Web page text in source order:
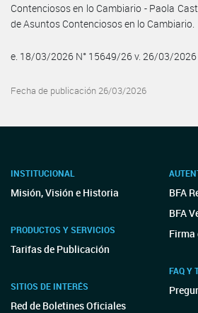
Contenciosos en lo Cambiario - Paola
de Asuntos Contenciosos en lo Cambiario.
e. 18/03/2026 N° 15649/26 v. 26/03/2026
Fecha de publicación 26/03/2026
INSTITUCIONAL
Misión, Visión e Historia
PRODUCTOS Y SERVICIOS
Tarifas de Publicación
SITIOS DE INTERÉS
Red de Boletines Oficiales
BFA
BFA
FAQ Y